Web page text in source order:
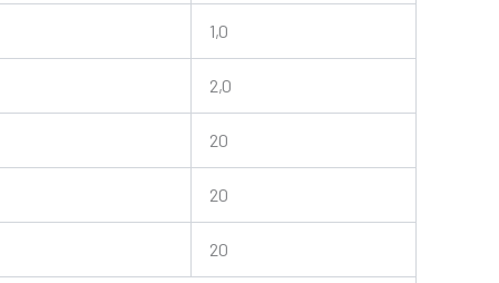
1,0
2,0
20
20
20